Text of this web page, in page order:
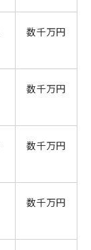
数千万円
数千万円
数千万円
数千万円